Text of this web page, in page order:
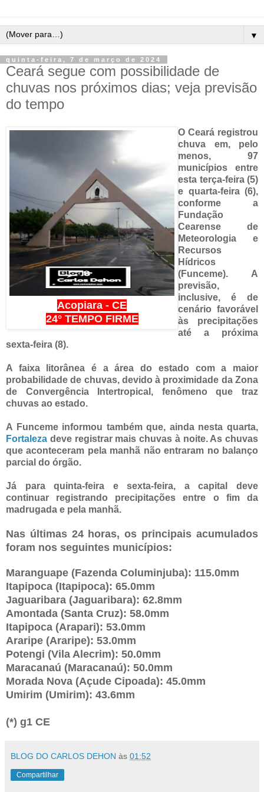
▼
quinta-feira, 7 de março de 2024
Ceará segue com possibilidade de
chuvas nos próximos dias; veja previsão
do tempo
Acopiara - CE
24° TEMPO FIRME
O Ceará registrou
chuva em, pelo
menos, 97
municípios entre
esta terça-feira (5)
e quarta-feira (6),
conforme a
Fundação
Cearense de
Meteorologia e
Recursos
Hídricos
(Funceme). A
previsão,
inclusive, é de
cenário favorável
às precipitações
até a próxima
sexta-feira (8).
A faixa litorânea é a área do estado com a maior
probabilidade de chuvas, devido à proximidade da Zona
de Convergência Intertropical, fenômeno que traz
chuvas ao estado.
A Funceme informou também que, ainda nesta quarta,
Fortaleza deve registrar mais chuvas à noite. As chuvas
que aconteceram pela manhã não entraram no balanço
parcial do órgão.
Já para quinta-feira e sexta-feira, a capital deve
continuar registrando precipitações entre o fim da
madrugada e pela manhã.
Nas últimas 24 horas, os principais acumulados
foram nos seguintes municípios:
Maranguape (Fazenda Columinjuba): 115.0mm
Itapipoca (Itapipoca): 65.0mm
Jaguaribara (Jaguaribara): 62.8mm
Amontada (Santa Cruz): 58.0mm
Itapipoca (Arapari): 53.0mm
Araripe (Araripe): 53.0mm
Potengi (Vila Alecrim): 50.0mm
Maracanaú (Maracanaú): 50.0mm
Morada Nova (Açude Cipoada): 45.0mm
Umirim (Umirim): 43.6mm
(*) g1 CE
BLOG DO CARLOS DEHON às 01:52
Compartilhar